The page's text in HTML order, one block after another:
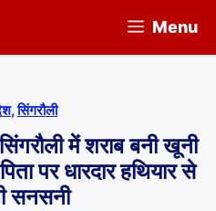
Menu
,सिंगरौली
में शराब बनी खूनी
पर धारदार हथियार से
सनसनी